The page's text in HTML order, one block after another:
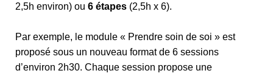
2,5h environ) ou 6 étapes (2,5h x 6).
Par exemple, le module « Prendre soin de soi » est
proposé sous un nouveau format de 6 sessions
d’environ 2h30. Chaque session propose une